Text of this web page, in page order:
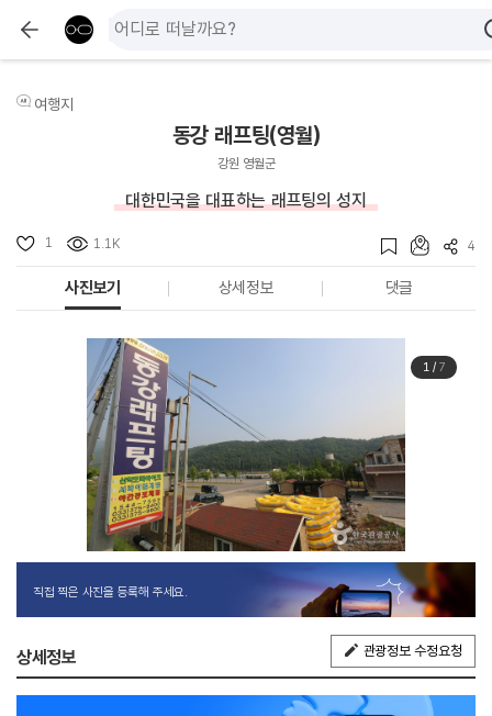
여행지
동강 래프팅(영월)
강원 영월군
대한민국을 대표하는 래프팅의 성지
1 1.1K 4
사진보기 상세정보 댓글
1/ 7
직접 찍은 사진을 등록해 주세요.
상세정보 관광정보 수정요청